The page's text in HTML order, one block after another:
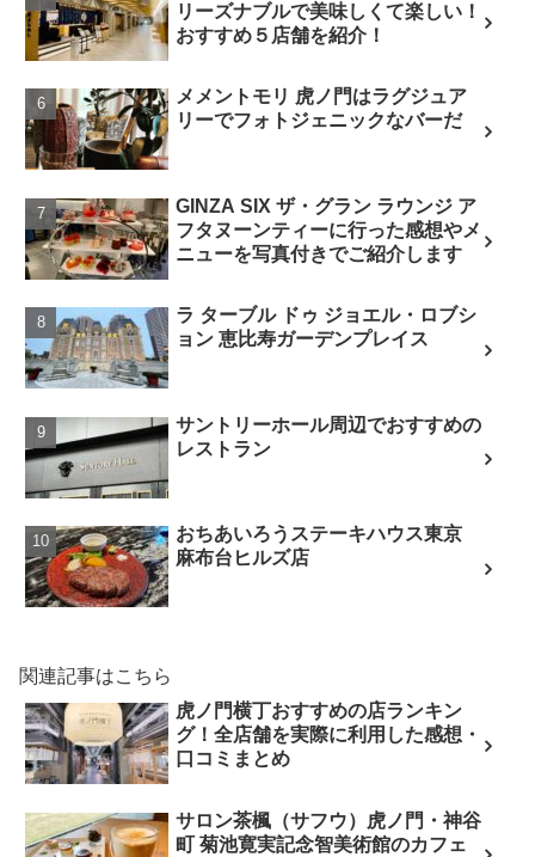
リーズナブルで美味しくて楽しい！
おすすめ５店舗を紹介！
メメントモリ 虎ノ門はラグジュア
リーでフォトジェニックなバーだ
GINZA SIX ザ・グラン ラウンジ ア
フタヌーンティーに行った感想やメ
ニューを写真付きでご紹介します
ラ ターブル ドゥ ジョエル・ロブシ
ョン 恵比寿ガーデンプレイス
サントリーホール周辺でおすすめの
レストラン
おちあいろうステーキハウス東京
麻布台ヒルズ店
関連記事はこちら
虎ノ門横丁おすすめの店ランキン
グ！全店舗を実際に利用した感想・
口コミまとめ
サロン茶楓（サフウ）虎ノ門・神谷
町 菊池寛実記念智美術館のカフェ